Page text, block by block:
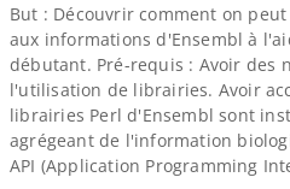
But : Découvrir comment on
aux informations d'Ensembl à
débutant. Pré-​requis : Avoir des
l'utilisation de librairies. Avoir
librairies Perl d'Ensembl sont
agrégeant de l'information
API (Application Programming